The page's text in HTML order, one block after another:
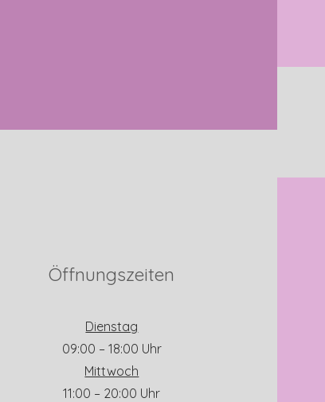
Öffnungszeiten
Dienstag
09:00 – 18:00 Uhr
Mittwoch
11:00 – 20:00 Uhr